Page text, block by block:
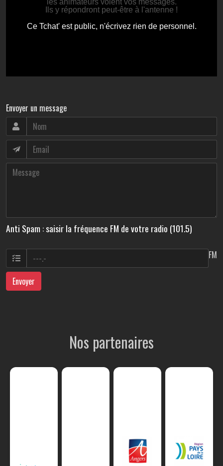
Envoyer un message
Anti Spam : saisir la fréquence FM de votre radio (101.5)
FM
Envoyer
Nos partenaires